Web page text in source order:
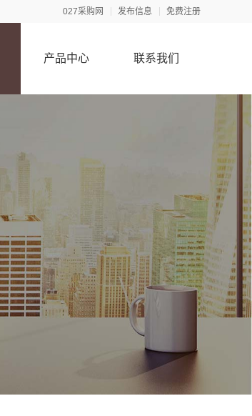
027采购网 发布信息 免费注册
产品中心 联系我们